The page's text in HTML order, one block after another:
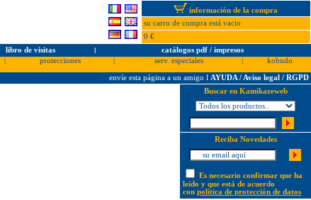
información de la compra
su carro de compra está vacio
0 €
libro de visitas l
catálogos pdf / impresos
protecciones serv. especiales
kobudo
envíe esta página a un amigo l AYUDA / Aviso legal / RGPD
Buscar en Kamikazeweb
Reciba Novedades
Es necesario confirmar que ha
leído y que está de acuerdo
con política de protección de datos